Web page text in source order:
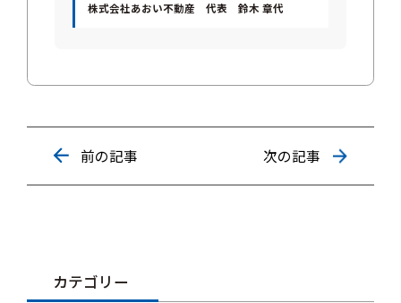
株式会社あおい不動産 代表 鈴木 章代
前の記事 次の記事
カテゴリー